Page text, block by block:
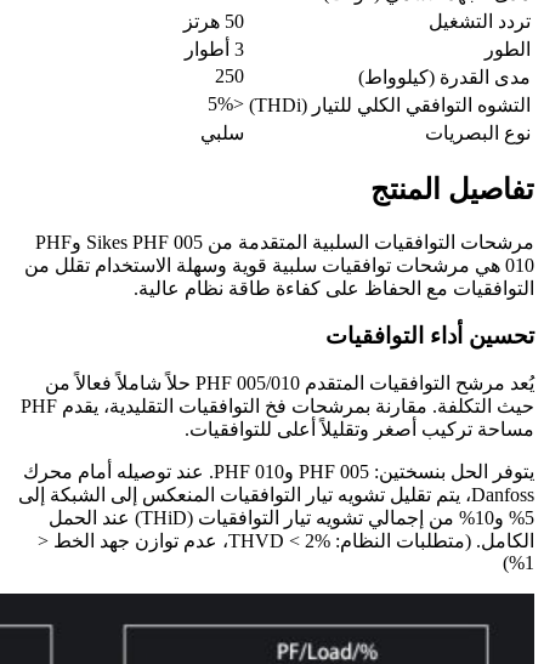
تردد التشغيل
50 هرتز
الطور
3 أطوار
مدى القدرة (كيلوواط)
250
التشوه التوافقي الكلي للتيار (THDi)
<5%
نوع البصريات
سلبي
تفاصيل المنتج
مرشحات التوافقيات السلبية المتقدمة من Sikes PHF 005 وPHF
010 هي مرشحات توافقيات سلبية قوية وسهلة الاستخدام تقلل من
التوافقيات مع الحفاظ على كفاءة طاقة نظام عالية.
تحسين أداء التوافقيات
يُعد مرشح التوافقيات المتقدم PHF 005/010 حلاً شاملاً فعالاً من
حيث التكلفة. مقارنة بمرشحات فخ التوافقيات التقليدية، يقدم PHF
مساحة تركيب أصغر وتقليلاً أعلى للتوافقيات.
يتوفر الحل بنسختين: PHF 005 وPHF 010. عند توصيله أمام محرك
Danfoss، يتم تقليل تشويه تيار التوافقيات المنعكس إلى الشبكة إلى
5% و10% من إجمالي تشويه تيار التوافقيات (THiD) عند الحمل
الكامل. (متطلبات النظام: THVD < 2%، عدم توازن جهد الخط <
1%)